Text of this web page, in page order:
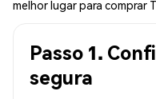
melhor lugar para comprar
Passo 1.
segura